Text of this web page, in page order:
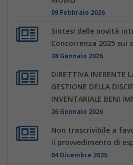
09 Febbraio 2026
Sintesi delle novità
Concorrenza 2025 sui
28 Gennaio 2026
DIRETTIVA INERENTE
GESTIONE DELLA
INVENTARIALE BENI
26 Gennaio 2026
Non trascrivibile a
il provvedimento di
04 Dicembre 2025